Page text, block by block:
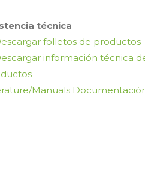
técnica
folletos de productos
información técnica
Manuals